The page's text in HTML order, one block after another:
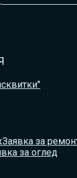
Заявка за
за оглед